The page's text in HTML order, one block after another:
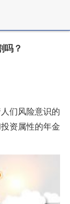
吗？
们风险意识的
资属性的年金